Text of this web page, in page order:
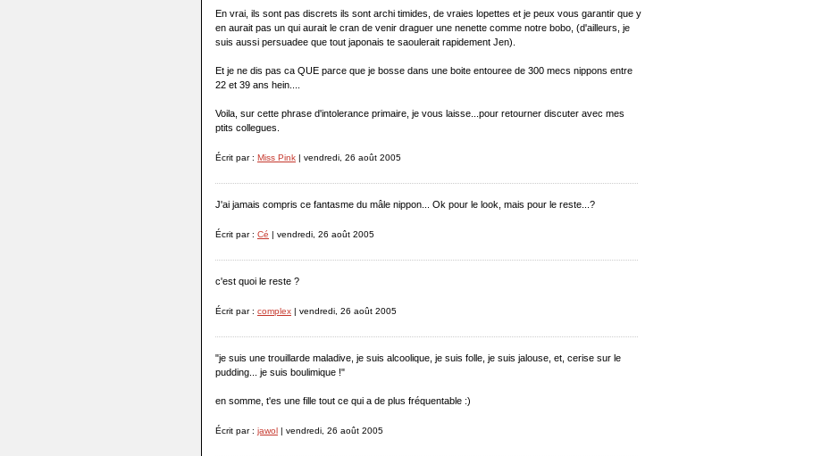
En vrai, ils sont pas discrets ils sont archi timides, de vraies lopettes et je peux vous garantir que y
en aurait pas un qui aurait le cran de venir draguer une nenette comme notre bobo, (d'ailleurs, je
suis aussi persuadee que tout japonais te saoulerait rapidement Jen).
Et je ne dis pas ca QUE parce que je bosse dans une boite entouree de 300 mecs nippons entre
22 et 39 ans hein....
Voila, sur cette phrase d'intolerance primaire, je vous laisse...pour retourner discuter avec mes
ptits collegues.
Écrit par : Miss Pink | vendredi, 26 août 2005
J'ai jamais compris ce fantasme du mâle nippon... Ok pour le look, mais pour le reste...?
Écrit par : Cé | vendredi, 26 août 2005
c'est quoi le reste ?
Écrit par : complex | vendredi, 26 août 2005
"je suis une trouillarde maladive, je suis alcoolique, je suis folle, je suis jalouse, et, cerise sur le
pudding... je suis boulimique !"
en somme, t'es une fille tout ce qui a de plus fréquentable :)
Écrit par : jawol | vendredi, 26 août 2005